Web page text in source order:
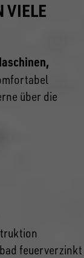
VIELE
über die
feuerverzinkt